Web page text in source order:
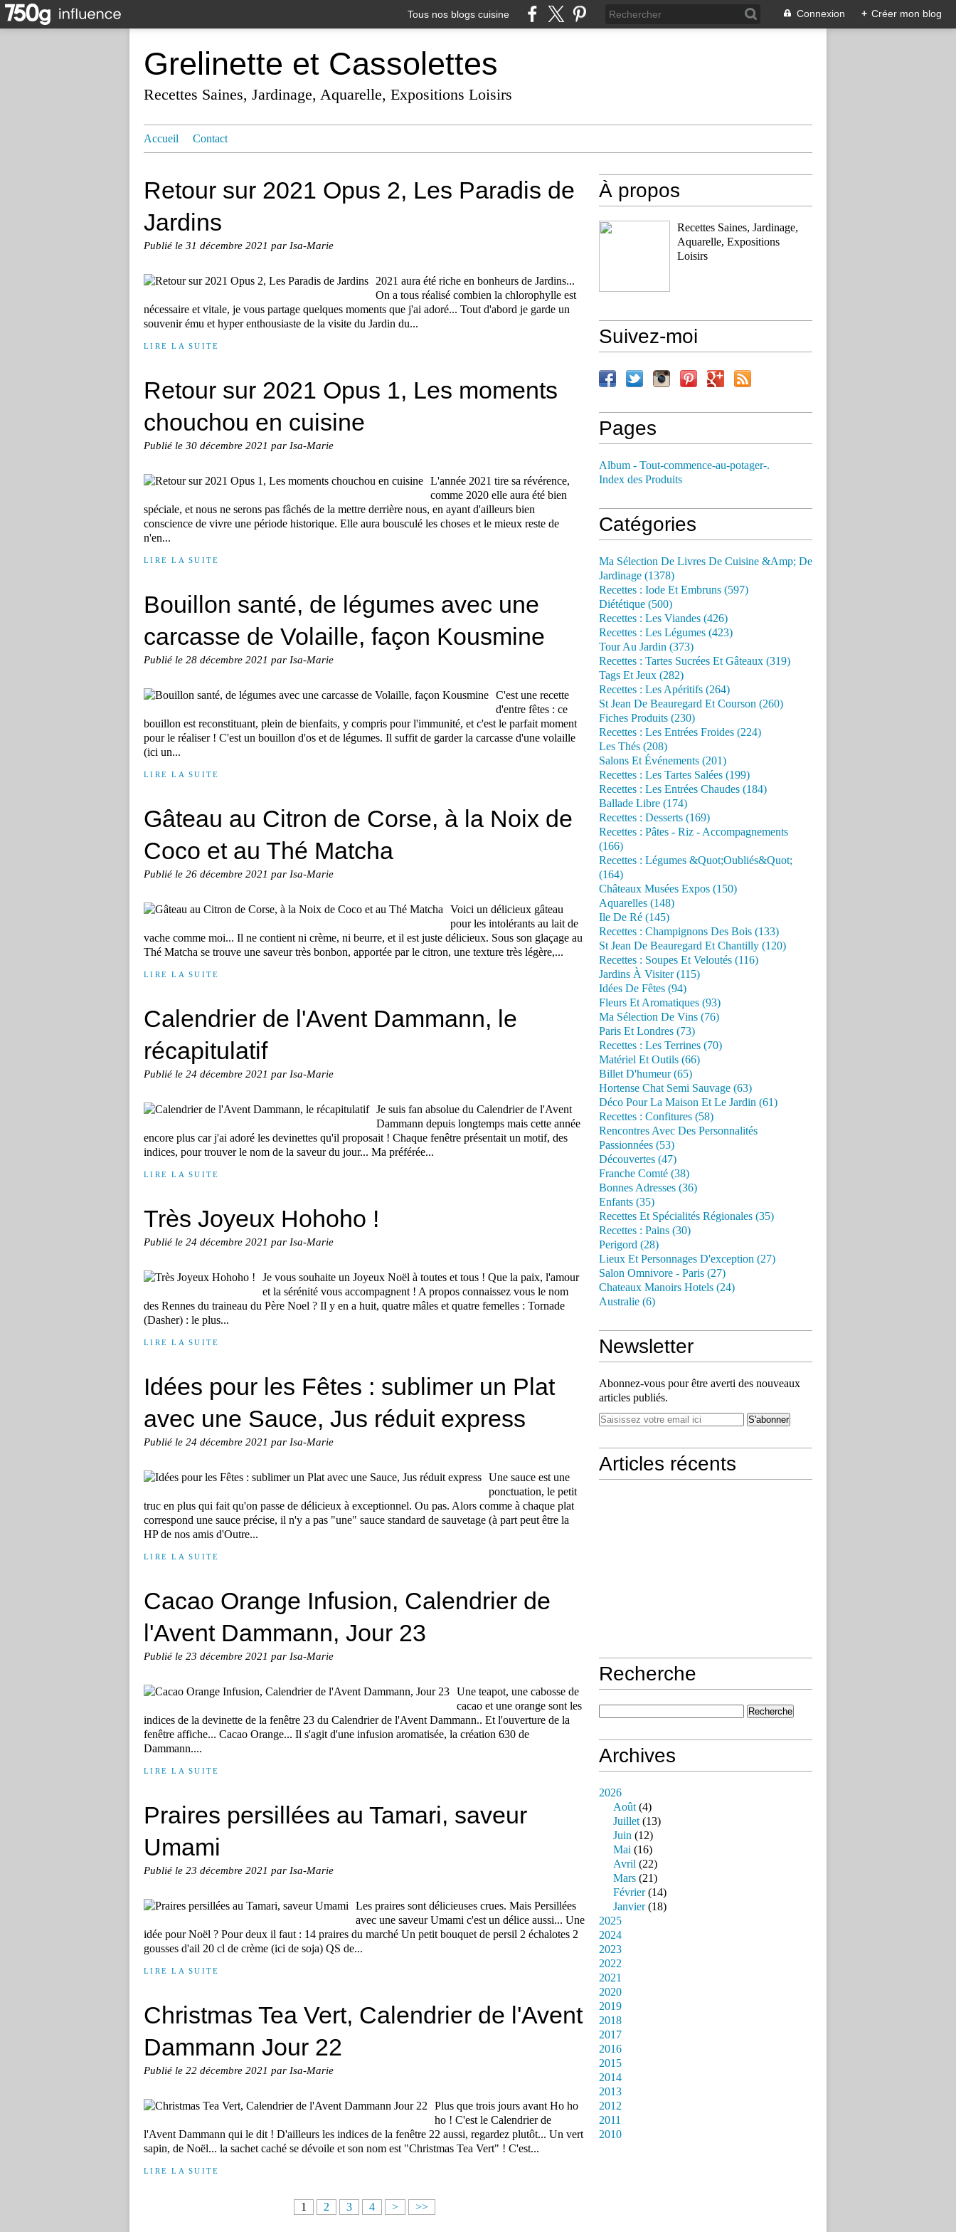
Tous nos blogs cuisine Connexion + Créer mon blog
Grelinette et Cassolettes
Recettes Saines, Jardinage, Aquarelle, Expositions Loisirs
Accueil Contact
Retour sur 2021 Opus 2, Les Paradis de
Jardins
Publié le 31 décembre 2021 par Isa-Marie
2021 aura été riche en bonheurs de Jardins...
On a tous réalisé combien la chlorophylle est
nécessaire et vitale, je vous partage quelques moments que j'ai adoré... Tout d'abord je garde un
souvenir ému et hyper enthousiaste de la visite du Jardin du...
LIRE LA SUITE
Retour sur 2021 Opus 1, Les moments
chouchou en cuisine
Publié le 30 décembre 2021 par Isa-Marie
L'année 2021 tire sa révérence,
comme 2020 elle aura été bien
spéciale, et nous ne serons pas fâchés de la mettre derrière nous, en ayant d'ailleurs bien
conscience de vivre une période historique. Elle aura bousculé les choses et le mieux reste de
n'en...
LIRE LA SUITE
Bouillon santé, de légumes avec une
carcasse de Volaille, façon Kousmine
Publié le 28 décembre 2021 par Isa-Marie
C'est une recette
d'entre fêtes : ce
bouillon est reconstituant, plein de bienfaits, y compris pour l'immunité, et c'est le parfait moment
pour le réaliser ! C'est un bouillon d'os et de légumes. Il suffit de garder la carcasse d'une volaille
(ici un...
LIRE LA SUITE
Gâteau au Citron de Corse, à la Noix de
Coco et au Thé Matcha
Publié le 26 décembre 2021 par Isa-Marie
Voici un délicieux gâteau
pour les intolérants au lait de
vache comme moi... Il ne contient ni crème, ni beurre, et il est juste délicieux. Sous son glaçage au
Thé Matcha se trouve une saveur très bonbon, apportée par le citron, une texture très légère,...
LIRE LA SUITE
Calendrier de l'Avent Dammann, le
récapitulatif
Publié le 24 décembre 2021 par Isa-Marie
Je suis fan absolue du Calendrier de l'Avent
Dammann depuis longtemps mais cette année
encore plus car j'ai adoré les devinettes qu'il proposait ! Chaque fenêtre présentait un motif, des
indices, pour trouver le nom de la saveur du jour... Ma préférée...
LIRE LA SUITE
Très Joyeux Hohoho !
Publié le 24 décembre 2021 par Isa-Marie
Je vous souhaite un Joyeux Noël à toutes et tous ! Que la paix, l'amour
et la sérénité vous accompagnent ! A propos connaissez vous le nom
des Rennes du traineau du Père Noel ? Il y en a huit, quatre mâles et quatre femelles : Tornade
(Dasher) : le plus...
LIRE LA SUITE
Idées pour les Fêtes : sublimer un Plat
avec une Sauce, Jus réduit express
Publié le 24 décembre 2021 par Isa-Marie
Une sauce est une
ponctuation, le petit
truc en plus qui fait qu'on passe de délicieux à exceptionnel. Ou pas. Alors comme à chaque plat
correspond une sauce précise, il n'y a pas "une" sauce standard de sauvetage (à part peut être la
HP de nos amis d'Outre...
LIRE LA SUITE
Cacao Orange Infusion, Calendrier de
l'Avent Dammann, Jour 23
Publié le 23 décembre 2021 par Isa-Marie
Une teapot, une cabosse de
cacao et une orange sont les
indices de la devinette de la fenêtre 23 du Calendrier de l'Avent Dammann.. Et l'ouverture de la
fenêtre affiche... Cacao Orange... Il s'agit d'une infusion aromatisée, la création 630 de
Dammann....
LIRE LA SUITE
Praires persillées au Tamari, saveur
Umami
Publié le 23 décembre 2021 par Isa-Marie
Les praires sont délicieuses crues. Mais Persillées
avec une saveur Umami c'est un délice aussi... Une
idée pour Noël ? Pour deux il faut : 14 praires du marché Un petit bouquet de persil 2 échalotes 2
gousses d'ail 20 cl de crème (ici de soja) QS de...
LIRE LA SUITE
Christmas Tea Vert, Calendrier de l'Avent
Dammann Jour 22
Publié le 22 décembre 2021 par Isa-Marie
Plus que trois jours avant Ho ho
ho ! C'est le Calendrier de
l'Avent Dammann qui le dit ! D'ailleurs les indices de la fenêtre 22 aussi, regardez plutôt... Un vert
sapin, de Noël... la sachet caché se dévoile et son nom est "Christmas Tea Vert" ! C'est...
LIRE LA SUITE
1 2 3 4 > >>
À propos
Recettes Saines, Jardinage,
Aquarelle, Expositions
Loisirs
Suivez-moi
Pages
Album - Tout-commence-au-potager-.
Index des Produits
Catégories
Ma Sélection De Livres De Cuisine &Amp; De
Jardinage (1378)
Recettes : Iode Et Embruns (597)
Diététique (500)
Recettes : Les Viandes (426)
Recettes : Les Légumes (423)
Tour Au Jardin (373)
Recettes : Tartes Sucrées Et Gâteaux (319)
Tags Et Jeux (282)
Recettes : Les Apéritifs (264)
St Jean De Beauregard Et Courson (260)
Fiches Produits (230)
Recettes : Les Entrées Froides (224)
Les Thés (208)
Salons Et Événements (201)
Recettes : Les Tartes Salées (199)
Recettes : Les Entrées Chaudes (184)
Ballade Libre (174)
Recettes : Desserts (169)
Recettes : Pâtes - Riz - Accompagnements
(166)
Recettes : Légumes &Quot;Oubliés&Quot;
(164)
Châteaux Musées Expos (150)
Aquarelles (148)
Ile De Ré (145)
Recettes : Champignons Des Bois (133)
St Jean De Beauregard Et Chantilly (120)
Recettes : Soupes Et Veloutés (116)
Jardins À Visiter (115)
Idées De Fêtes (94)
Fleurs Et Aromatiques (93)
Ma Sélection De Vins (76)
Paris Et Londres (73)
Recettes : Les Terrines (70)
Matériel Et Outils (66)
Billet D'humeur (65)
Hortense Chat Semi Sauvage (63)
Déco Pour La Maison Et Le Jardin (61)
Recettes : Confitures (58)
Rencontres Avec Des Personnalités
Passionnées (53)
Découvertes (47)
Franche Comté (38)
Bonnes Adresses (36)
Enfants (35)
Recettes Et Spécialités Régionales (35)
Recettes : Pains (30)
Perigord (28)
Lieux Et Personnages D'exception (27)
Salon Omnivore - Paris (27)
Chateaux Manoirs Hotels (24)
Australie (6)
Newsletter
Abonnez-vous pour être averti des nouveaux
articles publiés.
Articles récents
Recherche
Archives
2026
Août(4)
Juillet(13)
Juin (12)
Mai (16)
Avril (22)
Mars (21)
Février(14)
Janvier(18)
2025
2024
2023
2022
2021
2020
2019
2018
2017
2016
2015
2014
2013
2012
2011
2010